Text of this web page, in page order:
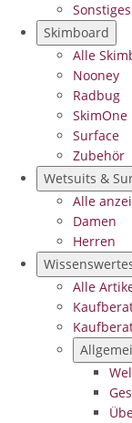
Sonstiges
Skimboard
Alle
Nooney
Radbug
SkimOne
Surface
Zubehör
Wetsuits &
Alle
Damen
Herren
Alle